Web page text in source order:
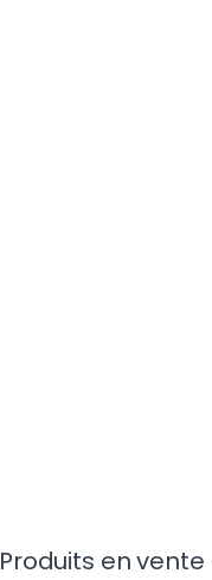
Produits en vente